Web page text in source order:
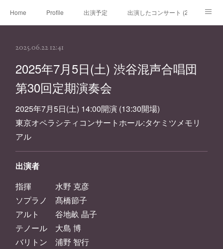
Home Profile 出演予定 出演したコンサート (2020年～)
2025.06.22 12:41
2025年7月5日(土) 渋谷混声合唱団
第30回定期演奏会
2025年7月5日(土) 14:00開演 (13:30開場)
東京オペラシティコンサートホール:タケミツメモリ
アル
出演者
指揮 水野 克彦
ソプラノ 髙橋節子
アルト 谷地畝 晶子
テノール 大島 博
バリトン 浦野 智行